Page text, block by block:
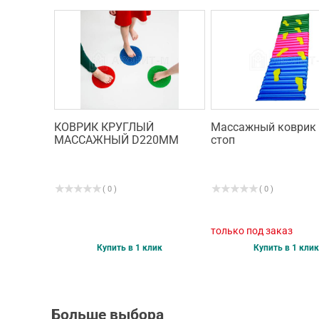
КОВРИК КРУГЛЫЙ
МАССАЖНЫЙ D220ММ
( 0 )
Купить в 1 клик
Массажный коврик
стоп
( 0 )
только под заказ
Купить в 1 клик
Больше выбора